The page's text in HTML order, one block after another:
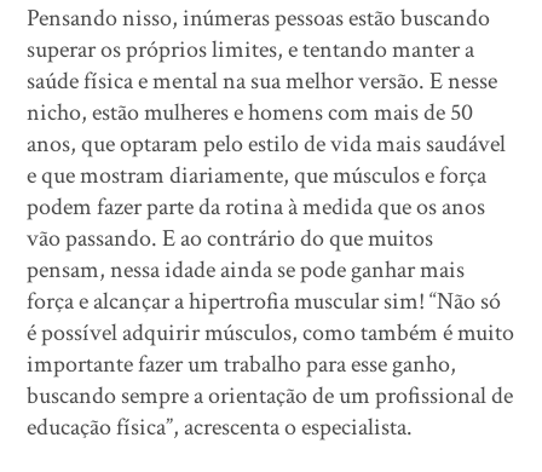
Pensando nisso, inúmeras pessoas estão buscando
superar os próprios limites, e tentando manter a
saúde física e mental na sua melhor versão. E nesse
nicho, estão mulheres e homens com mais de 50
anos, que optaram pelo estilo de vida mais saudável
e que mostram diariamente, que músculos e força
podem fazer parte da rotina à medida que os anos
vão passando. E ao contrário do que muitos
pensam, nessa idade ainda se pode ganhar mais
força e alcançar a hipertrofia muscular sim! “Não só
é possível adquirir músculos, como também é muito
importante fazer um trabalho para esse ganho,
buscando sempre a orientação de um profissional de
educação física”, acrescenta o especialista.